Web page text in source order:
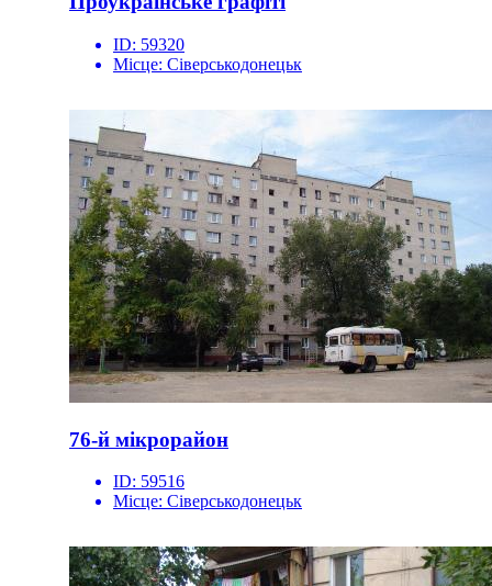
ID: 59320
Місце: Сіверськодонецьк
76-й мікрорайон
ID: 59516
Місце: Сіверськодонецьк